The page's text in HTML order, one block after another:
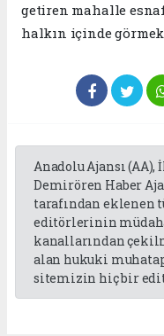
getiren mahalle
halkın içinde
Anadolu Ajansı (AA),
Demirören Haber
tarafından eklenen
editörlerinin
kanallarından
alan hukuki
sitemizin hiç bir